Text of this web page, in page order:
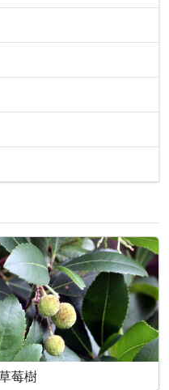
莓樹